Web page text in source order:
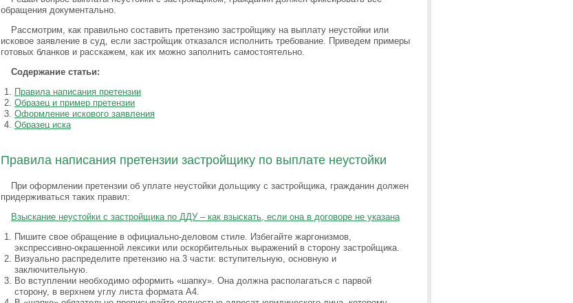
обращения документально.
Рассмотрим, как правильно составить претензию застройщику на выплату неустойки или
исковое заявление в суд, если застройщик отказался исполнить требование. Приведем примеры
готовых бланков и расскажем, как их можно заполнить самостоятельно.
Содержание статьи:
Правила написания претензии
Образец и пример претензии
Оформление искового заявления
Образец иска
Правила написания претензии застройщику по выплате неустойки
При оформлении претензии об уплате неустойки дольщику с застройщика, гражданин должен
придерживаться таких правил:
Взыскание неустойки с застройщика по ДДУ – как взыскать, если она в договоре не указана
Пишите свое обращение в официально-деловом стиле. Избегайте жаргонизмов,
экспрессивно-окрашенной лексики или оскорбительных выражений в сторону застройщика.
Визуально распределите претензию на 3 части: вступительную, основную и
заключительную.
Во вступлении необходимо оформить «шапку». Она должна располагаться с парвой
сторону, в верхнем углу листа формата А4.